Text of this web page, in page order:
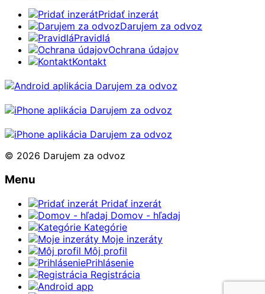
Pridať inzerát
Darujem za odvoz
Pravidlá
Ochrana údajov
Kontakt
© 2026 Darujem za odvoz
Menu
Pridať inzerát
Domov - hľadaj
Kategórie
Moje inzeráty
Môj profil
Prihlásenie
Registrácia